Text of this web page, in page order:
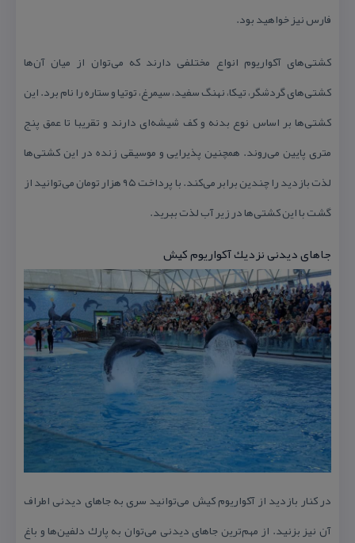
فارس نیز خواهید بود.
كشتی‌های آكواریوم انواع مختلفی دارند كه می‌توان از میان آن‌ها
كشتی‌های گردشگر، تیكا، نهنگ سفید، سیمرغ، توتیا و ستاره را نام برد. این
كشتی‌ها بر اساس نوع بدنه و كف شیشه‌ای دارند و تقریبا تا عمق پنج
متری پایین می‌روند. همچنین پذیرایی و موسیقی زنده در این كشتی‌ها
لذت بازدید را چندین برابر می‌كند. با پرداخت ۹۵ هزار تومان می‌توانید از
گشت با این كشتی‌ها در زیر آب لذت ببرید.
جاهای دیدنی نزدیك آكواریوم كیش
در كنار بازدید از آكواریوم كیش می‌توانید سری به جاهای دیدنی اطراف
آن نیز بزنید. از مهم‌ترین جاهای دیدنی می‌توان به پارك دلفین‌ها و باغ